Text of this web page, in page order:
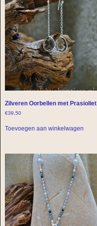
Zilveren Oorbellen met Prasioliet
€39,50
Toevoegen aan winkelwagen